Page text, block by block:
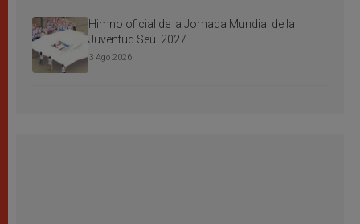
Himno oficial de la Jornada Mundial de la
Juventud Seúl 2027
3 Ago 2026